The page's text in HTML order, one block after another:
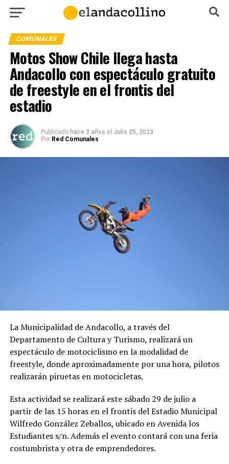
COMUNALES
Motos Show Chile llega hasta
Andacollo con espectáculo gratuito
de freestyle en el frontis del
estadio
Publicado hace 3 años el Julio 25, 2023
Por Red Comunales
La Municipalidad de Andacollo, a través del
Departamento de Cultura y Turismo, realizará un
espectáculo de motociclismo en la modalidad de
freestyle, donde aproximadamente por una hora, pilotos
realizarán piruetas en motocicletas.
Esta actividad se realizará este sábado 29 de julio a
partir de las 15 horas en el frontis del Estadio Municipal
Wilfredo González Zeballos, ubicado en Avenida los
Estudiantes s/n. Además el evento contará con una feria
costumbrista y otra de emprendedores.